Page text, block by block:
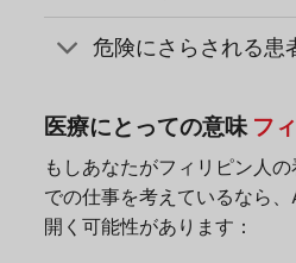
危険にさらされる患
医療にとっての意味フ
もしあなたがフィリピン人
での仕事を考えているなら
開く可能性があります：